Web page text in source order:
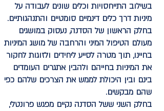
בשילוב התייחסויות וכלים שונים לעבודה על
מיניות דרך כלים דינמיים סומטיים והתנהגותיים.
בחלק הראשון של הסדנה, נעסוק במושגים
מעולם הטיפול המיני והרחבה של מושג המיניות
בחיינו, תוך מטרה לסייע ליחידים ולזוגות לחקור
את המיניות בחייהם ולהבין אתגרים העומדים
בינם ובין היכולת לממש את הצרכים שלהם כפי
שהם מבקשים.
בחלק השני ששל הסדנה נקיים מפגש פרונטלי,